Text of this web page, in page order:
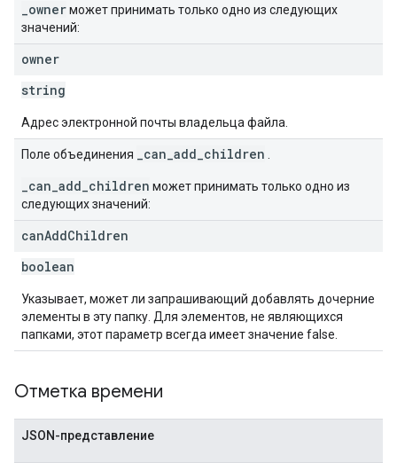
_ownerможет принимать только одно из следующих
значений:
owner
string
Адрес электронной почты владельца файла.
Поле объединения _can_add_children
_can_add_children может принимать только одно из
следующих значений:
canAddChildren
boolean
Указывает, может ли запрашивающий добавлять дочерние
элементы в эту папку. Для элементов, не являющихся
папками, этот параметр всегда имеет значение false.
Отметка времени
JSON-представление